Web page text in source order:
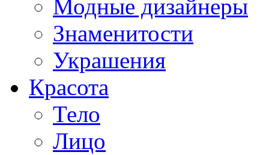
Модные дизайнеры
Знаменитости
Украшения
Красота
Тело
Лицо